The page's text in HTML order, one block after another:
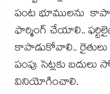
పంట భూములను
ఫార్మింగ్​ చేయాలి..
కాపాడుకోవాలి..
పంపు సెట్లకు బదులు
వినియోగించాలి.